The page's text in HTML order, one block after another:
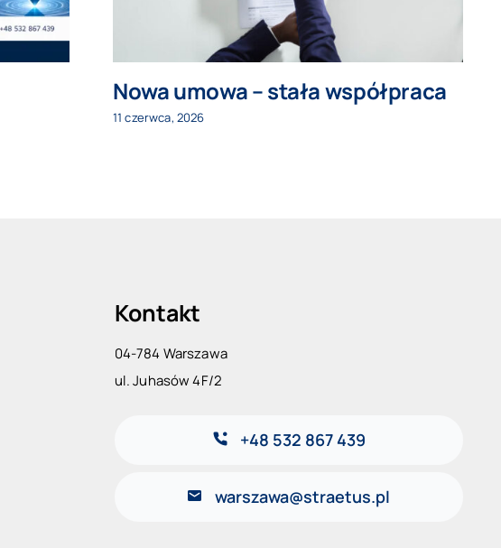
Nowa umowa – stała współpraca
11 czerwca, 2026
Kontakt
04-784 Warszawa
ul. Juhasów 4F/2
+48 532 867 439
warszawa@straetus.pl